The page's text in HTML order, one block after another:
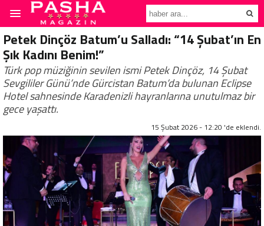
Petek Dinçöz Batum’u Salladı: “14 Şubat’ın En
Şık Kadını Benim!”
Türk pop müziğinin sevilen ismi Petek Dinçöz, 14 Şubat
Sevgililer Günü’nde Gürcistan Batum’da bulunan Eclipse
Hotel sahnesinde Karadenizli hayranlarına unutulmaz bir
gece yaşattı.
15 Şubat 2026 - 12:20 'de eklendi.